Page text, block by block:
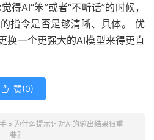
得AI“笨”或者“不听话”的时候，
指令是否足够清晰、具体。 优
换一个更强大的AI模型来得更直
 赞(0)
» 为什么提示词对AI的输出结果很重
要？